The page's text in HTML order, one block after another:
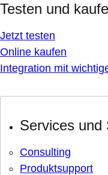
Testen und
Jetzt testen
Online kaufen
Integration mit
Services und
Consulting
Produktsupport